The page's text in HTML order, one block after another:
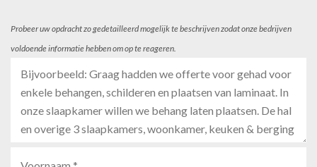
Probeer uw opdracht zo gedetailleerd mogelijk te beschrijven zodat onze bedrijven
voldoende informatie hebben om op te reageren.